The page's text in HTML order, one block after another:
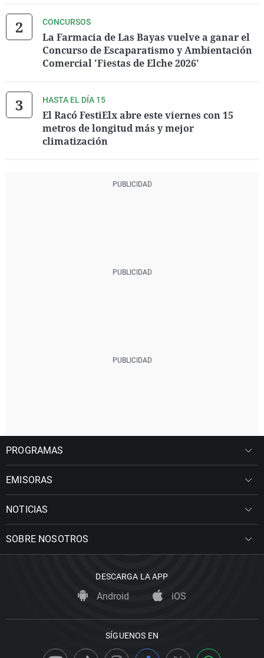
CONCURSOS
La Farmacia de Las Bayas vuelve a ganar el
Concurso de Escaparatismo y Ambientación
Comercial 'Fiestas de Elche 2026'
HASTA EL DÍA 15
El Racó FestiElx abre este viernes con 15
metros de longitud más y mejor
climatización
PROGRAMAS
EMISORAS
NOTICIAS
SOBRE NOSOTROS
DESCARGA LA APP
Android iOS
SÍGUENOS EN